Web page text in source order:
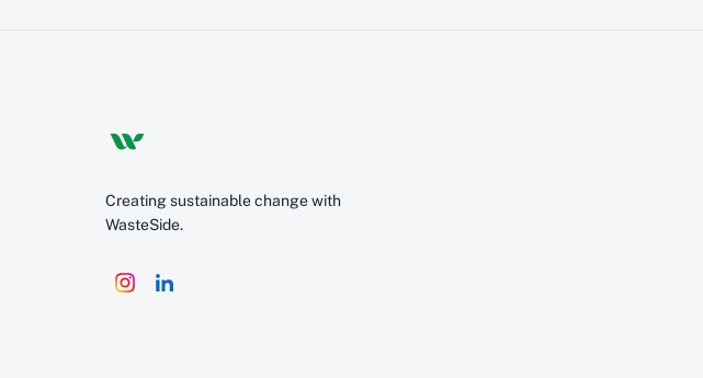
Creating sustainable change with
WasteSide.